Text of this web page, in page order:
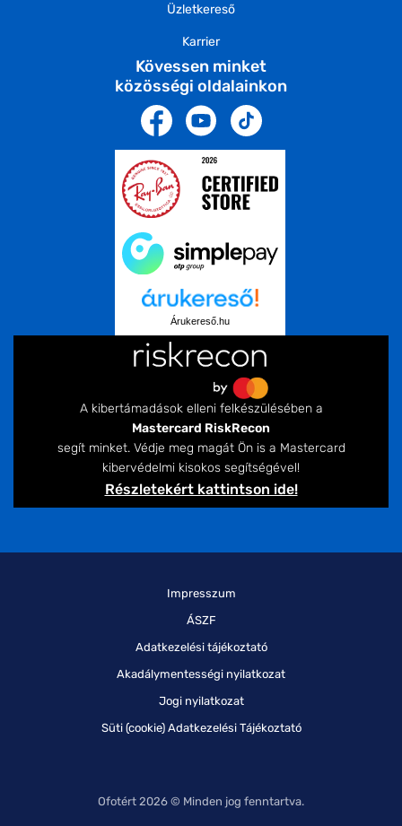
Üzletkereső
Karrier
Kövessen minket
közösségi oldalainkon
Árukereső.hu
A kibertámadások elleni felkészülésében a
Mastercard RiskRecon
segít minket. Védje meg magát Ön is a Mastercard
kibervédelmi kisokos segítségével!
Részletekért kattintson ide!
Ofotért 2026 © Minden jog fenntartva.
Impresszum
ÁSZF
Adatkezelési tájékoztató
Akadálymentességi nyilatkozat
Jogi nyilatkozat
Süti (cookie) Adatkezelési Tájékoztató